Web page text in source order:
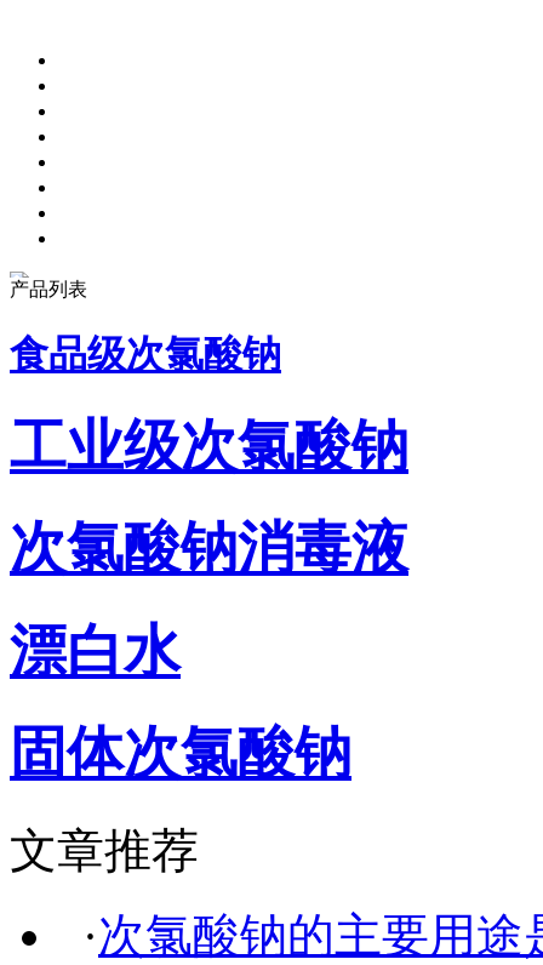
产品列表
食品级次氯酸钠
工业级次氯酸钠
次氯酸钠消毒液
漂白水
固体次氯酸钠
文章推荐
·次氯酸钠的主要用途